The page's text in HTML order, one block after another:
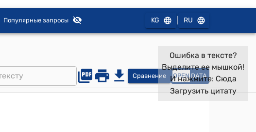
Популярные запросы KG RU
Сравнение OPEN DATA
Ошибка в тексте?
Выделите ее мышкой!
И нажмите: Сюда
Загрузить цитату